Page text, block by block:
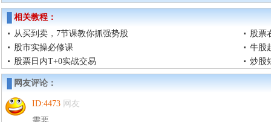
相关教程：
从买到卖，7节课教你抓强势股
股票
股市实操必修课
牛股
股票日内T+0实战交易
炒股
网友评论：
ID:4473 网友